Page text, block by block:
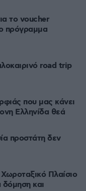
το voucher
πρόγραμμα
road trip
που μας κάνει
Ελληνίδα θεά
προστάτη δεν
Πλαίσιο
δόμηση και